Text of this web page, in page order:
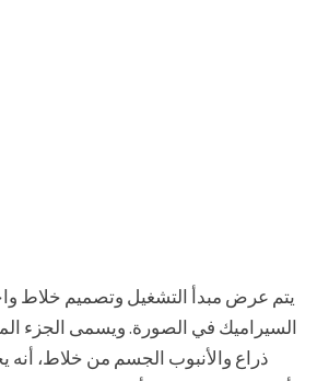
يتم عرض مبدأ التشغيل وتصميم خلاط
السيراميك في الصورة.ويسمى الجزء
ذراع والأنبوب الجسم من خلاط، أنه